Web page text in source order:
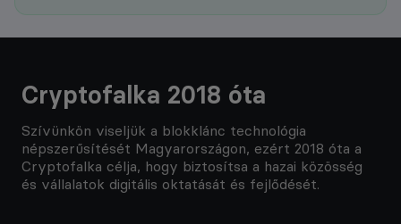
Cryptofalka 2018 óta
Szívünkön viseljük a blokklánc technológia
népszerűsítését Magyarországon, ezért 2018 óta a
Cryptofalka célja, hogy biztosítsa a hazai közösség
és vállalatok digitális oktatását és fejlődését.